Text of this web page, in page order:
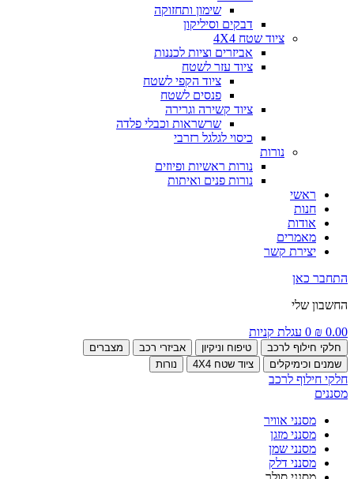
שימון ותחזוקה
דבקים וסיליקון
ציוד שטח 4X4
אביזרים וציות לכננות
ציוד עזר לשטח
ציוד הקפי לשטח
פנסים לשטח
ציוד קשירה וגרירה
שרשראות וכבלי פלדה
כיסוי לגלגל רזרבי
נורות
נורות ראשיות ופיוזים
נורות פנים ואיתות
ראשי
חנות
אודות
מאמרים
יצירת קשר
התחבר כאן
החשבון שלי
₪ 0.00
0 עגלת קניות
חלקי חילוף לרכב טיפוח וניקיון אביזרי רכב
מצברים
שמנים וכימיקלים
ציוד שטח 4X4 נורות
חלקי חילוף לרכב
מסננים
מסנני אוויר
מסנני מזגן
מסנני שמן
מסנני דלק